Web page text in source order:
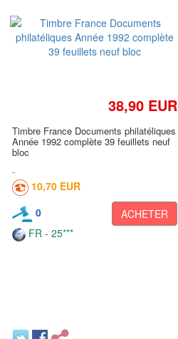
38,90 EUR
Timbre France Documents philatéliques
Année 1992 complète 39 feuillets neuf
bloc
10,70 EUR
0
ACHETER
FR - 25***